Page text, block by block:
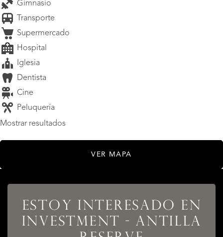
Gimnasio
Transporte
Supermercado
Hospital
Iglesia
Dentista
Cine
Peluquería
Mostrar resultados
VER MAPA
ESTOY INTERESADO EN
INVESTMENT - ANTILLA